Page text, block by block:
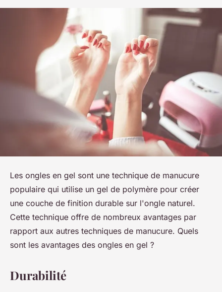
Les ongles en gel sont une technique de manucure
populaire qui utilise un gel de polymère pour créer
une couche de finition durable sur l'ongle naturel.
Cette technique offre de nombreux avantages par
rapport aux autres techniques de manucure. Quels
sont les avantages des ongles en gel ?
Durabilité